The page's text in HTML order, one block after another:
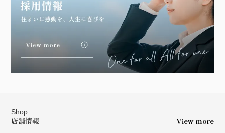
Shop
店舗情報 View more